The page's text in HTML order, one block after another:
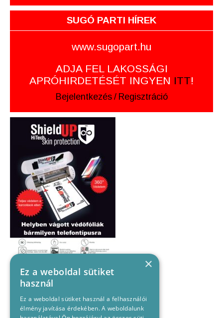
SUGÓ PARTI HÍREK
www.sugopart.hu
ADJA FEL LAKOSSÁGI
APRÓHIRDETÉSÉT INGYEN ITT!
Bejelentkezés / Regisztráció
×
Ez a weboldal sütiket
használ
Ez a weboldal sütiket használ a felhasználói
élmény javítása érdekében. A weboldalunk